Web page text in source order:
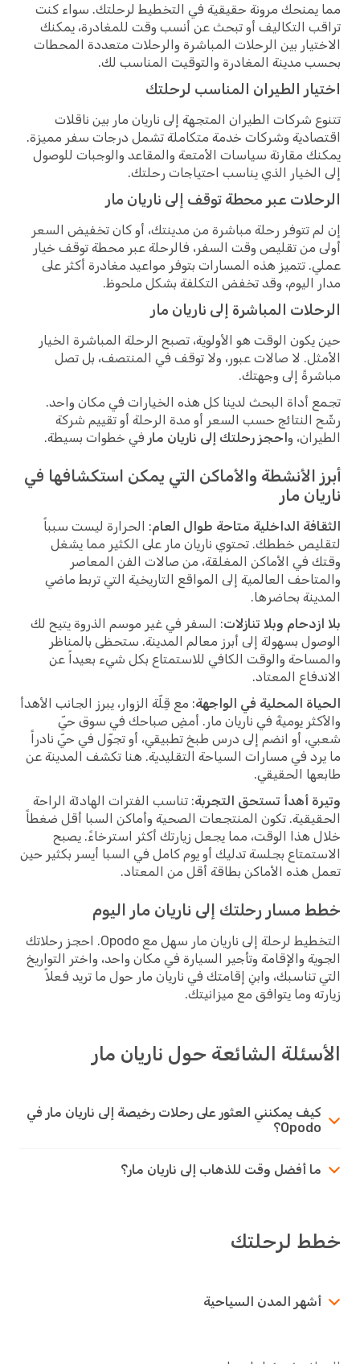
مما يمنحك مرونة حقيقية في التخطيط لرحلتك. سواء كنت
تراقب التكاليف أو تبحث عن أنسب وقت للمغادرة، يمكنك
الاختيار بين الرحلات المباشرة والرحلات متعددة المحطات
بحسب مدينة المغادرة والتوقيت المناسب لك.
اختيار الطيران المناسب لرحلتك
تتنوع شركات الطيران المتجهة إلى ناريان مار بين ناقلات
اقتصادية وشركات خدمة متكاملة تشمل درجات سفر مميزة.
يمكنك مقارنة سياسات الأمتعة والمقاعد والوجبات للوصول
إلى الخيار الذي يناسب احتياجات رحلتك.
الرحلات عبر محطة توقف إلى ناريان مار
إن لم تتوفر رحلة مباشرة من مدينتك، أو كان تخفيض السعر
أولى من تقليص وقت السفر، فالرحلة عبر محطة توقف خيار
عملي. تتميز هذه المسارات بتوفر مواعيد مغادرة أكثر على
مدار اليوم، وقد تخفض التكلفة بشكل ملحوظ.
الرحلات المباشرة إلى ناريان مار
حين يكون الوقت هو الأولوية، تصبح الرحلة المباشرة الخيار
الأمثل. لا صالات عبور، ولا توقف في المنتصف، بل تصل
مباشرةً إلى وجهتك.
تجمع أداة البحث لدينا كل هذه الخيارات في مكان واحد.
رشّح النتائج حسب السعر أو مدة الرحلة أو تقييم شركة
الطيران، واحجز رحلتك إلى ناريان مار في خطوات بسيطة.
أبرز الأنشطة والأماكن التي يمكن استكشافها في
ناريان مار
الثقافة الداخلية متاحة طوال العام: الحرارة ليست سبباً
لتقليص خططك. تحتوي ناريان مار على الكثير مما يشغل
وقتك في الأماكن المغلقة، من صالات الفن المعاصر
والمتاحف العالمية إلى المواقع التاريخية التي تربط ماضي
المدينة بحاضرها.
بلا ازدحام وبلا تنازلات: السفر في غير موسم الذروة يتيح لك
الوصول بسهولة إلى أبرز معالم المدينة. ستحظى بالمناظر
والمساحة والوقت الكافي للاستمتاع بكل شيء بعيداً عن
الاندفاع المعتاد.
الحياة المحلية في الواجهة: مع قِلّة الزوار، يبرز الجانب الأهدأ
والأكثر يوميةً في ناريان مار. أمضِ صباحك في سوق حيّ
شعبي، أو انضم إلى درس طبخ تطبيقي، أو تجوّل في حيّ نادراً
ما يرد في مسارات السياحة التقليدية. هنا تكشف المدينة عن
طابعها الحقيقي.
وتيرة أهدأ تستحق التجربة: تناسب الفترات الهادئة الراحة
الحقيقية. تكون المنتجعات الصحية وأماكن السبا أقل ضغطاً
خلال هذا الوقت، مما يجعل زيارتك أكثر استرخاءً. يصبح
الاستمتاع بجلسة تدليك أو يوم كامل في السبا أيسر بكثير حين
تعمل هذه الأماكن بطاقة أقل من المعتاد.
خطط مسار رحلتك إلى ناريان مار اليوم
التخطيط لرحلة إلى ناريان مار سهل مع Opodo. احجز رحلاتك
الجوية والإقامة وتأجير السيارة في مكان واحد، واختر التواريخ
التي تناسبك، وابنِ إقامتك في ناريان مار حول ما تريد فعلاً
زيارته وما يتوافق مع ميزانيتك.
الأسئلة الشائعة حول ناريان مار
كيف يمكنني العثور على رحلات رخيصة إلى ناريان مار في
Opodo؟
ما أفضل وقت للذهاب إلى ناريان مار؟
خطط لرحلتك
أشهر المدن السياحية